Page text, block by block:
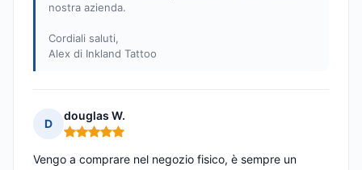
nostra azienda.
Cordiali saluti,
Alex di Inkland Tattoo
D
douglas W.
Nota: 5 su 5
Vengo a comprare nel negozio fisico, è sempre un